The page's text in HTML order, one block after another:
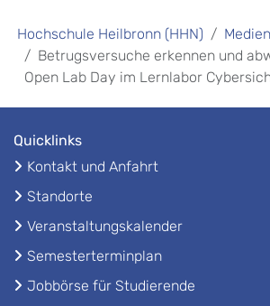
Hochschule Heilbronn (HHN)
Betrugsversuche erkennen und
Open Lab Day im Lernlabor
Quicklinks
Kontakt und Anfahrt
Standorte
Veranstaltungskalender
Semesterterminplan
Jobbörse für Studierende